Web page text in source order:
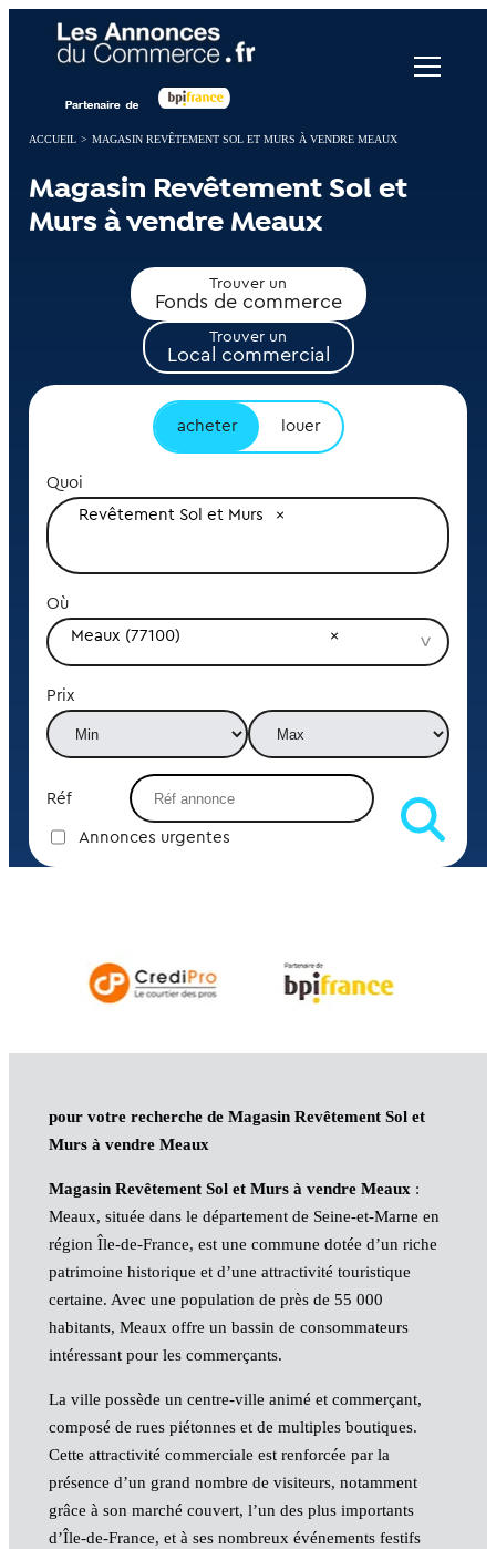
ACCUEIL > MAGASIN REVÊTEMENT SOL ET MURS À VENDRE MEAUX
Magasin Revêtement Sol et
Murs à vendre Meaux
Trouver un
Fonds de commerce
Trouver un
Local commercial
acheter louer
Quoi
Revêtement Sol et Murs
Où
Meaux (77100)
Prix
Réf
Annonces urgentes
pour votre recherche de Magasin Revêtement Sol et
Murs à vendre Meaux
Magasin Revêtement Sol et Murs à vendre Meaux:
Meaux, située dans le département de Seine-et-Marne en
région Île-de-France, est une commune dotée d’un riche
patrimoine historique et d’une attractivité touristique
certaine. Avec une population de près de 55 000
habitants, Meaux offre un bassin de consommateurs
intéressant pour les commerçants.
La ville possède un centre-ville animé et commerçant,
composé de rues piétonnes et de multiples boutiques.
Cette attractivité commerciale est renforcée par la
présence d’un grand nombre de visiteurs, notamment
grâce à son marché couvert, l’un des plus importants
d’Île-de-France, et à ses nombreux événements festifs
Panneau de gestion des cookies